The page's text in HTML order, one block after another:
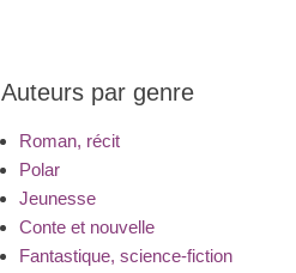
Auteurs par genre
Roman, récit
Polar
Jeunesse
Conte et nouvelle
Fantastique, science-fiction